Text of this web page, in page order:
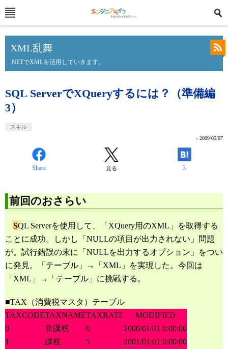
XML乱舞
.NETでXMLを活用していきます。
SQL ServerでXQueryするには？（準備編
3）
スキル
» 2009/05/07
Share 見る 3
前回のおさらい
SQL Serverを使用して、「XQuery用のXML」を取得する
ことに成功。しかし「NULLの項目が出力されない」問題
が。試行錯誤の末に「NULLを出力するオプション」をつい
に発見。「テーブル」→「XML」を実現した。今回は
「XML」→「テーブル」に挑戦する。
■TAX（消費税マスタ）テーブル
TAXCODETAXNAMETAXRATE
MODIFIED
0
非課税 0
2000/01/01 0:00:00
1
課税 5
2001/01/01 0:00:00